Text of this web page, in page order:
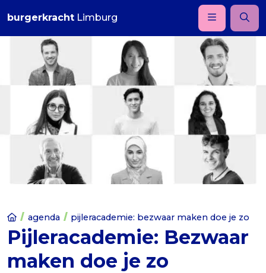
burgerkracht Limburg
agenda pijleracademie: bezwaar maken doe je zo
Pijleracademie: Bezwaar
maken doe je zo